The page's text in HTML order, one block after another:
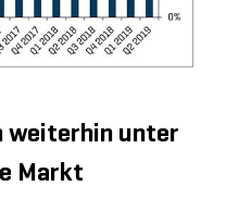
weiterhin unter
Markt